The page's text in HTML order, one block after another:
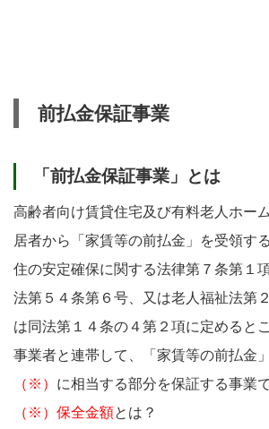
前払金保証事業
「前払金保証事業」とは
高齢者向け賃貸住宅及び有料老人ホー
居者から「家賃等の前払金」を受領す
住の安定確保に関する法律第７条第１
法第５４条第６号、又は老人福祉法第
は同法第１４条の４第２項に定めると
事業者と連帯して、「家賃等の前払金
（※） に相当する部分を保証する事業で
（※）保全金額とは？